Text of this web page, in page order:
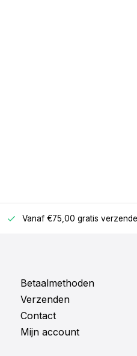
Vanaf €75,00 gratis
Betaalmethoden
Verzenden
Contact
Mijn account